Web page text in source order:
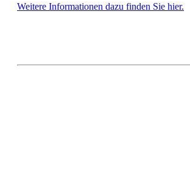
Weitere Informationen dazu finden Sie hier.